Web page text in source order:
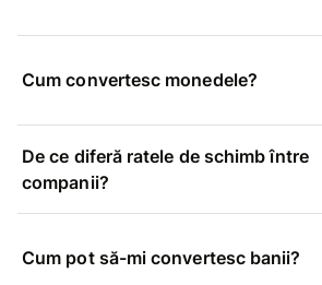
Cum convertesc monedele?
De ce diferă ratele de schimb între
companii?
Cum pot să-mi convertesc banii?